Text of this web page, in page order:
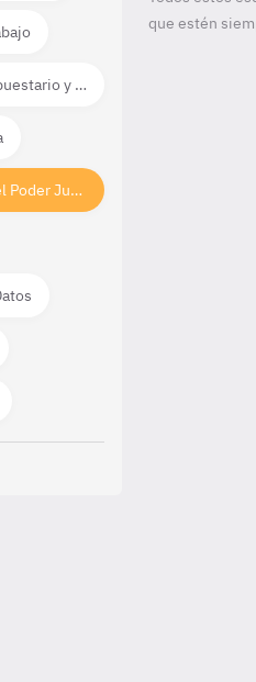
Derecho Presupuestario y Financiero
Ley Orgánica del Poder Judicial
que estén